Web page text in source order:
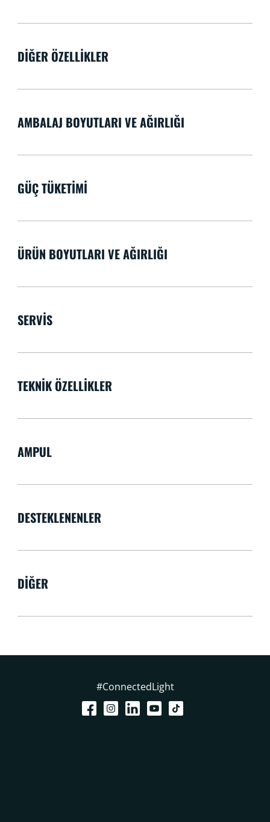
DIĞER ÖZELLIKLER
AMBALAJ BOYUTLARI VE AĞIRLIĞI
GÜÇ TÜKETIMI
ÜRÜN BOYUTLARI VE AĞIRLIĞI
SERVIS
TEKNIK ÖZELLIKLER
AMPUL
DESTEKLENENLER
DIĞER
#ConnectedLight